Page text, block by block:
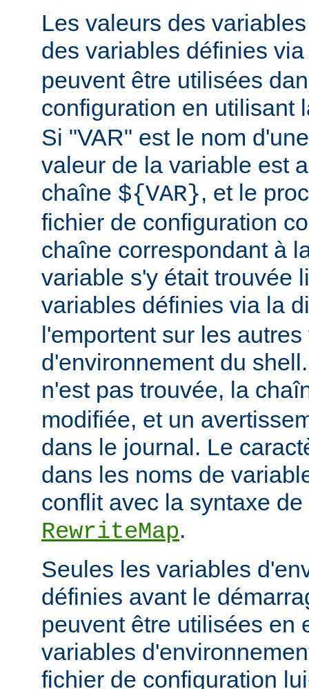
Les valeurs des
des variables définies
peuvent être utilisées
configuration en utilisant
Si "VAR" est le nom
valeur de la variable est
chaîne ${VAR}, et le
fichier de configuration
chaîne correspondant à
variable s'y était trouvée
variables définies via la
l'emportent sur les
d'environnement du
n'est pas trouvée, la
modifiée, et un
dans le journal. Le
dans les noms de
conflit avec la syntaxe
RewriteMap.
Seules les variables
définies avant le
peuvent être utilisées en
variables
fichier de configuration